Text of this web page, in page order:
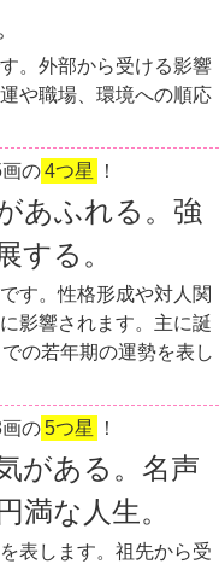
。外部から受ける影響
や職場、環境への順応
の4つ星 ！
あふれる。強
する。
す。性格形成や対人関
影響されます。主に誕
の若年期の運勢を表し
の5つ星 ！
がある。名声
満な人生。
表します。祖先から受